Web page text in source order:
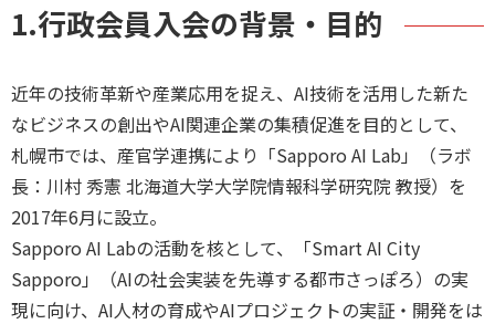
1.行政会員入会の背景・目的
近年の技術革新や産業応用を捉え、AI技術を活用した新た
なビジネスの創出やAI関連企業の集積促進を目的として、
札幌市では、産官学連携により「Sapporo AI Lab」（ラボ
長：川村 秀憲 北海道大学大学院情報科学研究院 教授）を
2017年6月に設立。
Sapporo AI Labの活動を核として、「Smart AI City
Sapporo」（AIの社会実装を先導する都市さっぽろ）の実
現に向け、AI人材の育成やAIプロジェクトの実証・開発をは